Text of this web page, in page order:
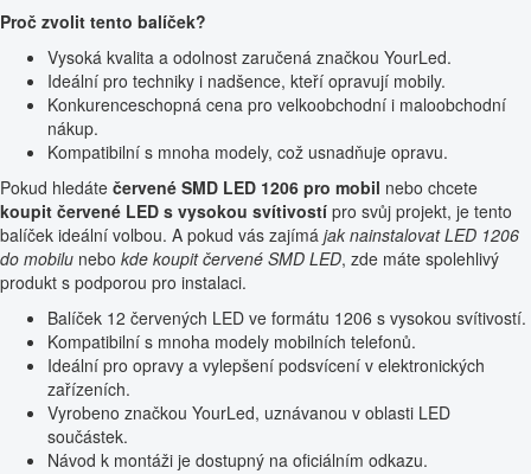
Proč zvolit tento balíček?
Vysoká kvalita a odolnost zaručená značkou YourLed.
Ideální pro techniky i nadšence, kteří opravují mobily.
Konkurenceschopná cena pro velkoobchodní i maloobchodní
nákup.
Kompatibilní s mnoha modely, což usnadňuje opravu.
Pokud hledáte červené SMD LED 1206 pro mobil nebo chcete
koupit červené LED s vysokou svítivostí pro svůj projekt, je tento
balíček ideální volbou. A pokud vás zajímá jak nainstalovat LED 1206
do mobilu nebo kde koupit červené SMD LED, zde máte spolehlivý
produkt s podporou pro instalaci.
Balíček 12 červených LED ve formátu 1206 s vysokou svítivostí.
Kompatibilní s mnoha modely mobilních telefonů.
Ideální pro opravy a vylepšení podsvícení v elektronických
zařízeních.
Vyrobeno značkou YourLed, uznávanou v oblasti LED
součástek.
Návod k montáži je dostupný na oficiálním odkazu.